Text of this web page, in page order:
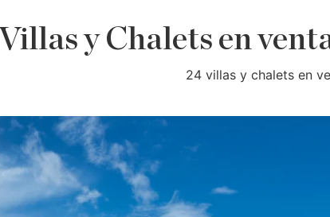
Villas y Chalets en
24 villas y chalets en